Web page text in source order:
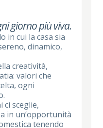
giorno più viva.
in cui la casa sia
dinamico,
creatività,
valori che
ogni
ci sceglie,
in un’opportunità
tenendo